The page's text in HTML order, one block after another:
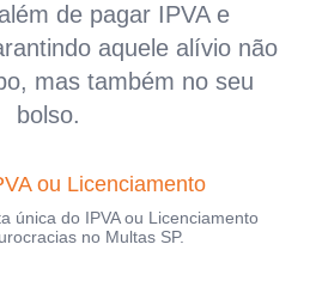
de pagar IPVA e
aquele alívio não
mas também no seu
bolso.
ou Licenciamento
única do IPVA ou Licenciamento
no Multas SP.